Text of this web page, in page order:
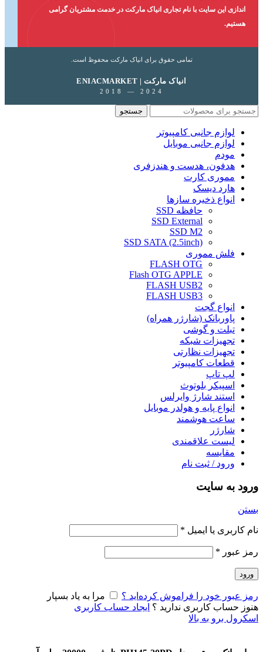
اندازی این سایت با نام تجاری انیاک مارکت در خدمت مشتریان گرامی
هستیم.
تمامی حقوق برای انیاک مارکت محفوظ است.
ENIACMARKET | انیاک مارکت
2018 — 2024
جستجو
لوازم جانبی کامپیوتر
لوازم جانبی موبایل
مودم
هدفون، هدست و هندزفری
مموری کارت
هارد دیسک
انواع ذخیره سازها
حافظه SSD
SSD External
SSD M2
SSD SATA (2.5inch)
فلش مموری
FLASH OTG
Flash OTG APPLE
FLASH USB2
FLASH USB3
انواع گجت
پاوربانک (شارژر همراه)
تبلت و گوشی
تجهیزات شبکه
تجهیزات نظارتی
قطعات کامپیوتر
لپ تاپ
اسپیکر بلوتوث
استند شارژ وایرلس
انواع پایه و هولدر موبایل
ساعت هوشمند
شارژر
لیست علاقمندی
مقایسه
ورود / ثبت نام
ورود به سایت
بستن
نام کاربری یا ایمیل *
رمز عبور *
ورود
رمز عبور خود را فراموش کرده‌اید ؟
مرا به یاد بسپار
هنوز حساب کاربری ندارید ؟ ایجاد حساب کاربری
اسکرول برو به بالا